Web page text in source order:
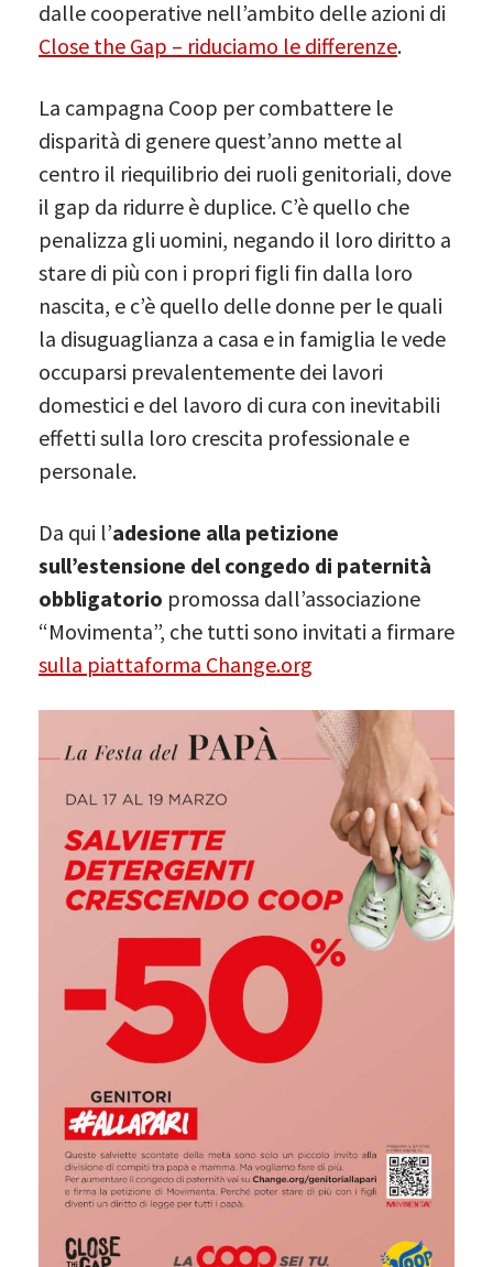
dalle cooperative nell’ambito delle azioni di
Close the Gap – riduciamo le differenze.
La campagna Coop per combattere le
disparità di genere quest’anno mette al
centro il riequilibrio dei ruoli genitoriali, dove
il gap da ridurre è duplice. C’è quello che
penalizza gli uomini, negando il loro diritto a
stare di più con i propri figli fin dalla loro
nascita, e c’è quello delle donne per le quali
la disuguaglianza a casa e in famiglia le vede
occuparsi prevalentemente dei lavori
domestici e del lavoro di cura con inevitabili
effetti sulla loro crescita professionale e
personale.
Da qui l’adesione alla petizione
sull’estensione del congedo di paternità
obbligatorio promossa dall’associazione
“Movimenta”, che tutti sono invitati a firmare
sulla piattaforma Change.org